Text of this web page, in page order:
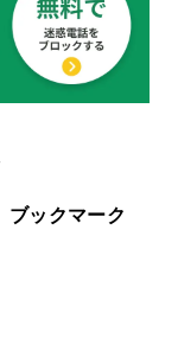
ブックマーク